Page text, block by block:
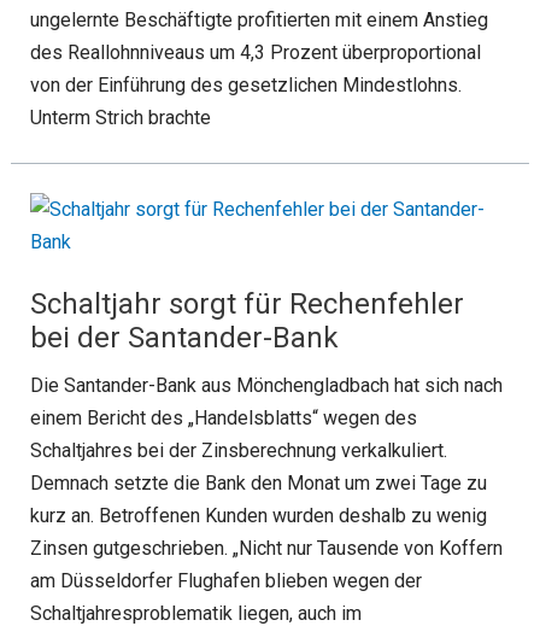
ungelernte Beschäftigte profitierten mit einem Anstieg
des Reallohnniveaus um 4,3 Prozent überproportional
von der Einführung des gesetzlichen Mindestlohns.
Unterm Strich brachte
Schaltjahr sorgt für Rechenfehler
bei der Santander-Bank
Die Santander-Bank aus Mönchengladbach hat sich nach
einem Bericht des „Handelsblatts“ wegen des
Schaltjahres bei der Zinsberechnung verkalkuliert.
Demnach setzte die Bank den Monat um zwei Tage zu
kurz an. Betroffenen Kunden wurden deshalb zu wenig
Zinsen gutgeschrieben. „Nicht nur Tausende von Koffern
am Düsseldorfer Flughafen blieben wegen der
Schaltjahresproblematik liegen, auch im